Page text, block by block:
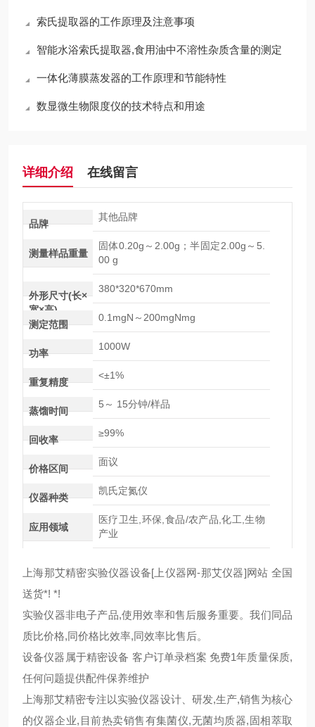
索氏提取器的工作原理及注意事项
智能水浴索氏提取器,食用油中不溶性杂质含量的测定
一体化薄膜蒸发器的工作原理和节能特性
数显微生物限度仪的技术特点和用途
详细介绍 在线留言
品牌
其他品牌
测量样品重量
固体0.20g～2.00g；半固定2.00g～5.
00 g
外形尺寸(长×
宽×高)
380*320*670mm
测定范围
0.1mgN～200mgNmg
功率
1000W
重复精度
<±1%
蒸馏时间
5～ 15分钟/样品
回收率
≥99%
价格区间
面议
仪器种类
凯氏定氮仪
应用领域
医疗卫生,环保,食品/农产品,化工,生物
产业
上海那艾精密实验仪器设备[上仪器网-那艾仪器]网站 全国
送货*! *!
实验仪器非电子产品,使用效率和售后服务重要。我们同品
质比价格,同价格比效率,同效率比售后。
设备仪器属于精密设备 客户订单录档案 免费1年质量保质,
任何问题提供配件保养维护
上海那艾精密专注以实验仪器设计、研发,生产,销售为核心
的仪器企业,目前热卖销售有集菌仪,无菌均质器,固相萃取